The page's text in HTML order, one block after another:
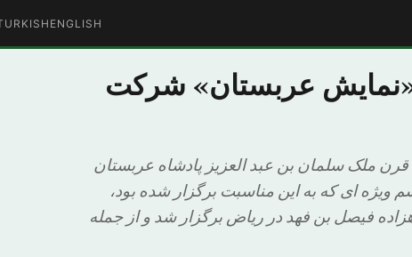
ENGLISH
عربستان» شرکت
ملک سلمان بن عبد العزیز پادشاه عربستان
ای که به این مناسبت برگزار شده بود،
فیصل بن فهد در ریاض برگزار شد و از جمله